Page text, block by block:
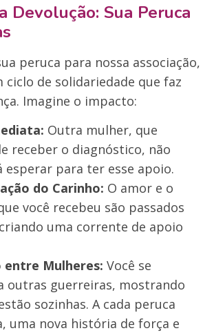
Devolução: Sua Peruca
peruca para nossa associação,
ciclo de solidariedade que faz
Imagine o impacto:
Outra mulher, que
receber o diagnóstico, não
esperar para ter esse apoio.
do Carinho: O amor e o
você recebeu são passados
uma corrente de apoio
entre Mulheres: Você se
outras guerreiras, mostrando
sozinhas. A cada peruca
uma nova história de força e